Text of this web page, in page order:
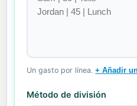
Un gasto por línea.+ Añadir
Método de división